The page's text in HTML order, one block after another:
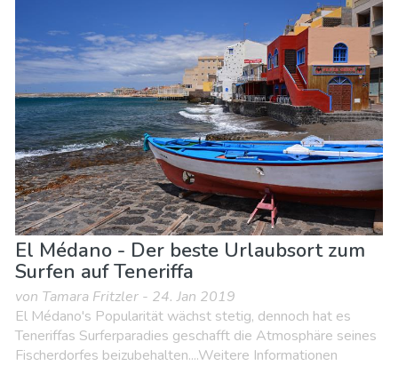
Lokale Veranstaltungen
Museen & Kunst
Nachtleben & Bars
Natur & Freizeit
Sport & Abenteuer
Strände
Unterkunft
El Médano - Der beste Urlaubsort zum
Surfen auf Teneriffa
von Tamara Fritzler - 24. Jan 2019
El Médano's Popularität wächst stetig, dennoch hat es
Teneriffas Surferparadies geschafft die Atmosphäre seines
Fischerdorfes beizubehalten....Weitere Informationen